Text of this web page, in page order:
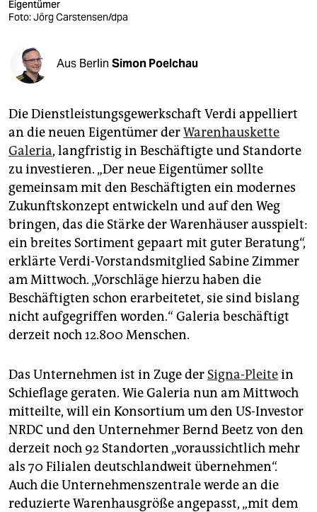
veranstaltungen
fragen & hilfe
abo
genossenschaft
epaper login
Eigentümer
Foto: Jörg Carstensen/dpa
Aus Berlin Simon Poelchau
Die Dienstleistungsgewerkschaft Verdi appelliert
an die neuen Eigentümer derWarenhauskette
Galeria, langfristig in Beschäftigte und Standorte
zu investieren. „Der neue Eigentümer sollte
gemeinsam mit den Beschäftigten ein modernes
Zukunftskonzept entwickeln und auf den Weg
bringen, das die Stärke der Warenhäuser ausspielt:
ein breites Sortiment gepaart mit guter Beratung“,
erklärte Verdi-Vorstandsmitglied Sabine Zimmer
am Mittwoch. „Vorschläge hierzu haben die
Beschäftigten schon erarbeitetet, sie sind bislang
nicht aufgegriffen worden.“ Galeria beschäftigt
derzeit noch 12.800 Menschen.
Das Unternehmen ist in Zuge der Signa-Pleitein
Schieflage geraten. Wie Galeria nun am Mittwoch
mitteilte, will ein Konsortium um den US-Investor
NRDC und den Unternehmer Bernd Beetz von den
derzeit noch 92 Standorten „voraussichtlich mehr
als 70 Filialen deutschlandweit übernehmen“.
Auch die Unternehmenszentrale werde an die
reduzierte Warenhausgröße angepasst, „mit dem